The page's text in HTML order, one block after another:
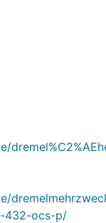
432-ocs-p/